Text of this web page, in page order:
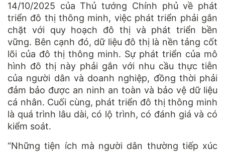
14/10/2025 của Thủ tướng Chính phủ về phát
triển đô thị thông minh, việc phát triển phải gắn
chặt với quy hoạch đô thị và phát triển bền
vững. Bên cạnh đó, dữ liệu đô thị là nền tảng cốt
lõi của đô thị thông minh. Sự phát triển của mô
hình đô thị này phải gắn với nhu cầu thực tiễn
của người dân và doanh nghiệp, đồng thời phải
đảm bảo được an ninh an toàn và bảo vệ dữ liệu
cá nhân. Cuối cùng, phát triển đô thị thông minh
là quá trình lâu dài, có lộ trình, có đánh giá và có
kiểm soát.
“Những tiện ích mà người dân thường tiếp xúc